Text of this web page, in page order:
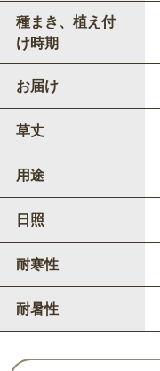
種まき、植え付
け時期
お届け
草丈
用途
日照
耐寒性
耐暑性